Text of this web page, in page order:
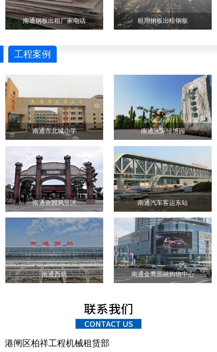
南通钢板出租厂家电话 租用钢板出租钢板
工程案例
南通市北城小学 南通洲际绿博园
南通啬园风景区 南通汽车客运东站
南通西站 南通金鹰圆融购物中心
港闸区柏祥工程机械租赁部